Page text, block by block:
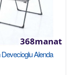
Alenda
368manat